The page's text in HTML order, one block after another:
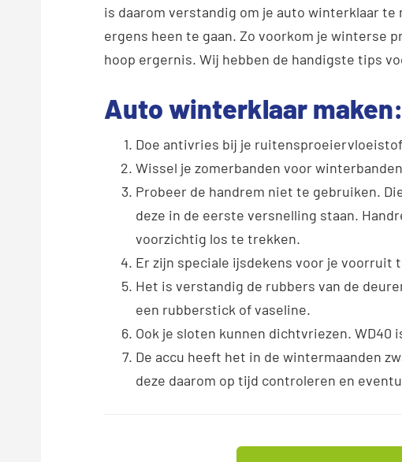
is daarom verstandig om je auto winterklaar te
ergens heen te gaan. Zo voorkom je winterse
hoop ergernis. Wij hebben de handigste tips
Auto winterklaar
Doe antivries bij je
Wissel je zomerbanden voor
Probeer de handrem niet te gebruiken.
deze in de eerste versnelling staan.
voorzichtig los te trekken.
Er zijn speciale ijsdekens voor je voorruit
Het is verstandig de rubbers van de
een rubberstick of vaseline.
Ook je sloten kunnen dichtvriezen. WD40
De accu heeft het in de wintermaanden
deze daarom op tijd controleren en